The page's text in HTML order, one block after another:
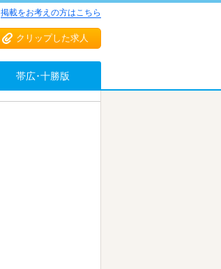
掲載をお考えの方はこちら
クリップした求人
帯広･十勝版